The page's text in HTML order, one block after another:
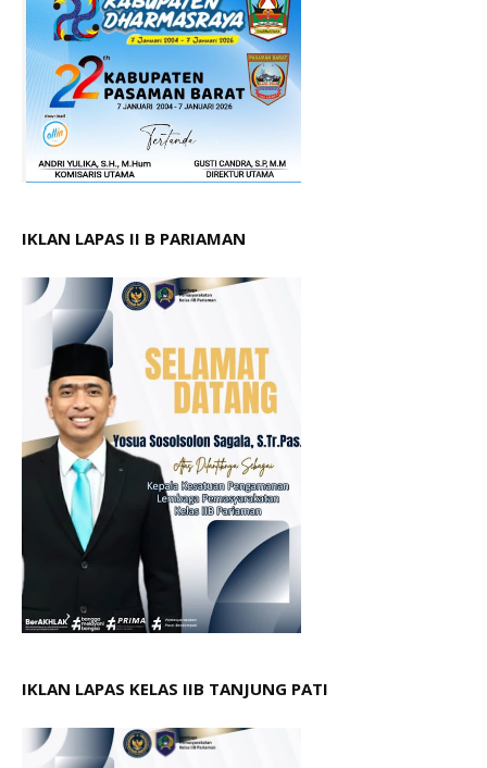
IKLAN LAPAS II B PARIAMAN
IKLAN LAPAS KELAS IIB TANJUNG PATI